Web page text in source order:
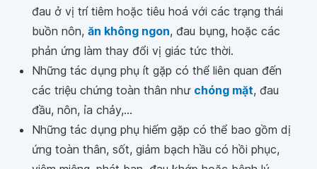
đau ở vị trí tiêm hoặc tiêu hoá với các trạng thái
buồn nôn, ăn không ngon, đau bụng, hoặc các
phản ứng làm thay đổi vị giác tức thời.
Những tác dụng phụ ít gặp có thể liên quan đến
các triệu chứng toàn thân như chóng mặt, đau
đầu, nôn, ỉa chảy,...
Những tác dụng phụ hiếm gặp có thể bao gồm dị
ứng toàn thân, sốt, giảm bạch hầu có hồi phục,